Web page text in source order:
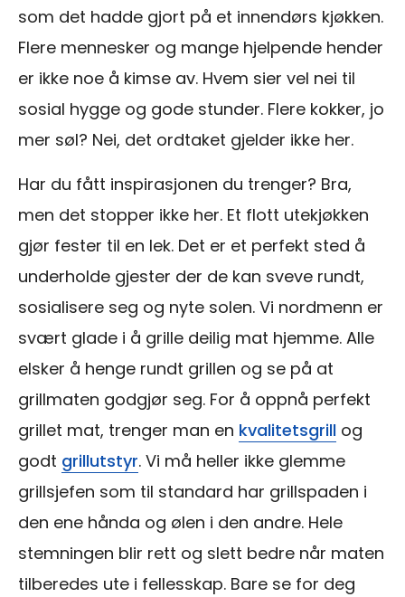
som det hadde gjort på et innendørs kjøkken.
Flere mennesker og mange hjelpende hender
er ikke noe å kimse av. Hvem sier vel nei til
sosial hygge og gode stunder. Flere kokker, jo
mer søl? Nei, det ordtaket gjelder ikke her.
Har du fått inspirasjonen du trenger? Bra,
men det stopper ikke her. Et flott utekjøkken
gjør fester til en lek. Det er et perfekt sted å
underholde gjester der de kan sveve rundt,
sosialisere seg og nyte solen. Vi nordmenn er
svært glade i å grille deilig mat hjemme. Alle
elsker å henge rundt grillen og se på at
grillmaten godgjør seg. For å oppnå perfekt
grillet mat, trenger man en kvalitetsgrill og
godt grillutstyr. Vi må heller ikke glemme
grillsjefen som til standard har grillspaden i
den ene hånda og ølen i den andre. Hele
stemningen blir rett og slett bedre når maten
tilberedes ute i fellesskap. Bare se for deg